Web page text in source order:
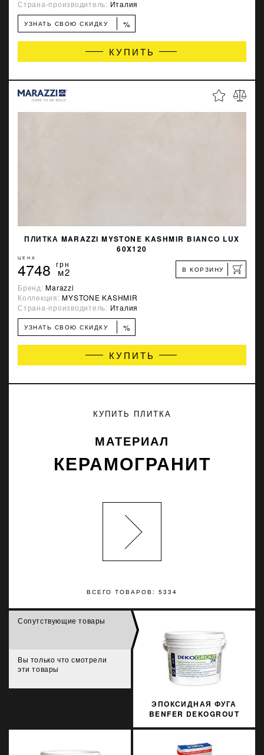
Страна-производитель: Италия
УЗНАТЬ СВОЮ СКИДКУ %
КУПИТЬ
ПЛИТКА MARAZZI MYSTONE KASHMIR BIANCO LUX
60X120
ЦЕНА
4748 грн
м2 В КОРЗИНУ
Бренд:Marazzi
Коллекция:MYSTONE KASHMIR
Страна-производитель: Италия
УЗНАТЬ СВОЮ СКИДКУ %
КУПИТЬ
ВСЕГО ТОВАРОВ: 5334
КУПИТЬ ПЛИТКА
МАТЕРИАЛ
КЕРАМОГРАНИТ
Сопутствующие товары
Вы только что смотрели
эти товары
ЭПОКСИДНАЯ ФУГА
BENFER DEKOGROUT